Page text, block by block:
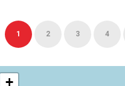
1 2 3 4
+